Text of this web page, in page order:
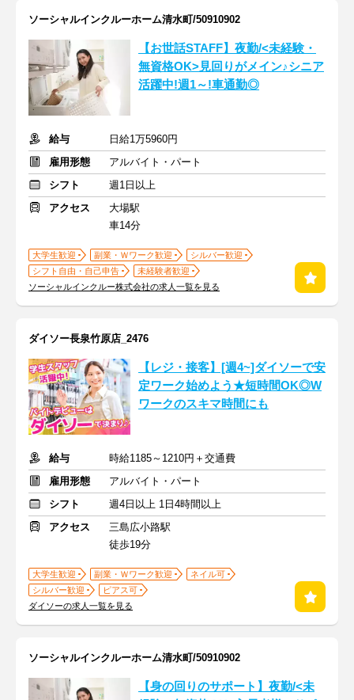
ソーシャルインクルーホーム清水町/50910902
【お世話STAFF】夜勤/<未経験・
無資格OK>見回りがメイン♪シニア
活躍中!週1～!車通勤◎
給与
日給1万5960円
雇用形態
アルバイト・パート
シフト
週1日以上
アクセス
大場駅
車14分
大学生歓迎 副業・Ｗワーク歓迎
シルバー歓迎
シフト自由・自己申告
未経験者歓迎
ソーシャルインクルー株式会社の求人一覧を見る
ダイソー長泉竹原店_2476
【レジ・接客】[週4~]ダイソーで安
定ワーク始めよう★短時間OK◎W
ワークのスキマ時間にも
給与
時給1185～1210円＋交通費
雇用形態
アルバイト・パート
シフト
週4日以上 1日4時間以上
アクセス
三島広小路駅
徒歩19分
大学生歓迎 副業・Ｗワーク歓迎
ネイル可
シルバー歓迎
ピアス可
ダイソーの求人一覧を見る
ソーシャルインクルーホーム清水町/50910902
【身の回りのサポート】夜勤/<未